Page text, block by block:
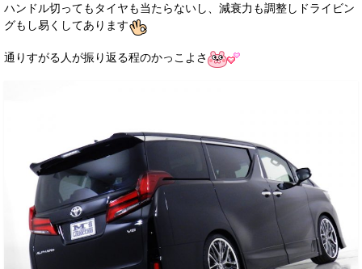
ハンドル切ってもタイヤも当たらないし、減衰力も調整しドライビン
グもし易くしてあります
通りすがる人が振り返る程のかっこよさ